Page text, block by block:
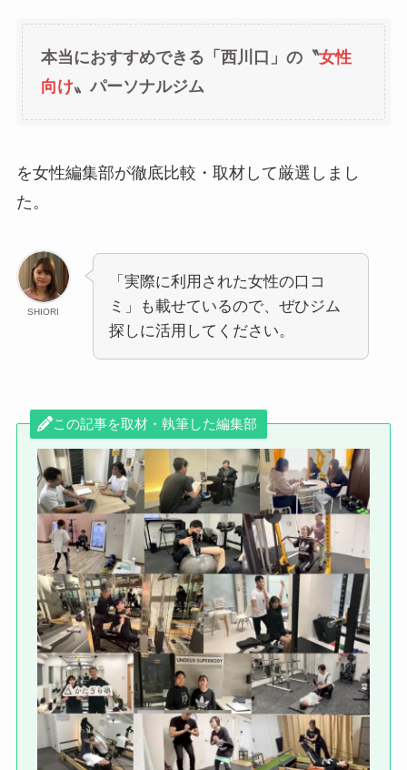
本当におすすめできる「西川口」の〝女性
向け〟パーソナルジム
を女性編集部が徹底比較・取材して厳選しまし
た。
SHIORI
「実際に利用された女性の口コ
ミ」も載せているので、ぜひジム
探しに活用してください。
この記事を取材・執筆した編集部